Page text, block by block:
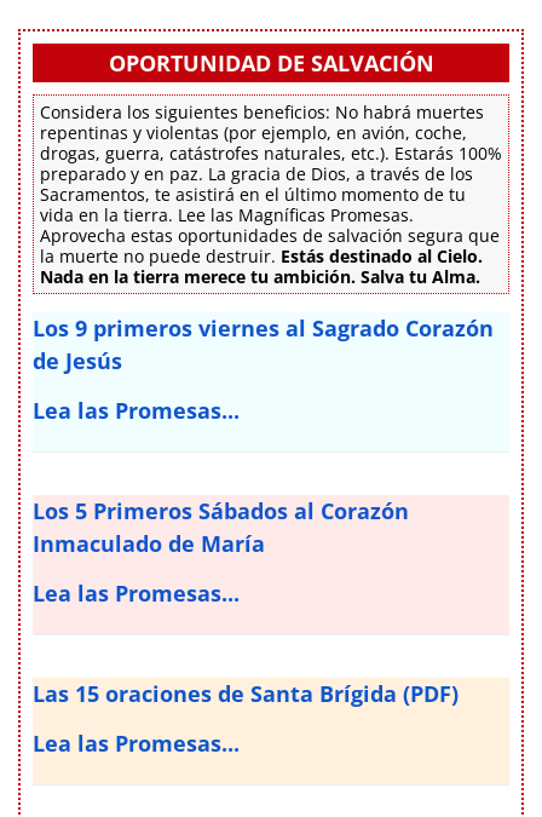
OPORTUNIDAD DE SALVACIÓN
Considera los siguientes beneficios: No habrá muertes
repentinas y violentas (por ejemplo, en avión, coche,
drogas, guerra, catástrofes naturales, etc.). Estarás 100%
preparado y en paz. La gracia de Dios, a través de los
Sacramentos, te asistirá en el último momento de tu
vida en la tierra. Lee las Magníficas Promesas.
Aprovecha estas oportunidades de salvación segura que
la muerte no puede destruir. Estás destinado al Cielo.
Nada en la tierra merece tu ambición. Salva tu Alma.
Los 9 primeros viernes al Sagrado Corazón
de Jesús
Lea las Promesas...
Los 5 Primeros Sábados al Corazón
Inmaculado de María
Lea las Promesas...
Las 15 oraciones de Santa Brígida (PDF)
Lea las Promesas...